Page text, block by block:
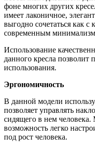
фоне многих других
имеет лаконичное,
выгодно сочетаться как с
современным
Использование
данного кресла позволит
использования.
Эргономичность
В данной модели
позволяет управлять
сидящего в нем человека.
возможность легко
под рост человека.